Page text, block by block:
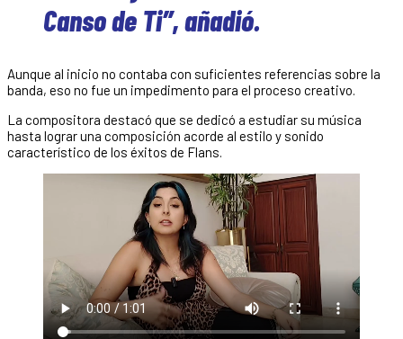
Canso de Ti”, añadió.
Aunque al inicio no contaba con suficientes referencias sobre la
banda, eso no fue un impedimento para el proceso creativo.
La compositora destacó que se dedicó a estudiar su música
hasta lograr una composición acorde al estilo y sonido
característico de los éxitos de Flans.